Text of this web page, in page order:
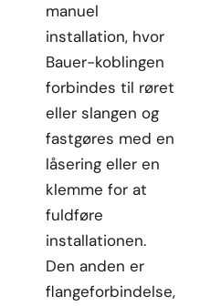
manuel
installation, hvor
Bauer-koblingen
forbindes til røret
eller slangen og
fastgøres med en
låsering eller en
klemme for at
fuldføre
installationen.
Den anden er
flangeforbindelse,